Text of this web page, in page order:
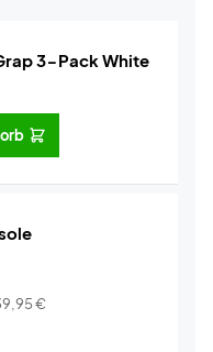
3-Pack White
€